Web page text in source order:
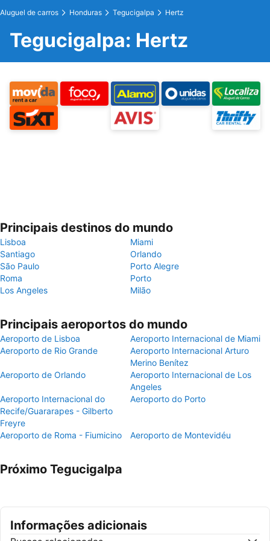
Aluguel de carros Honduras Tegucigalpa Hertz
Tegucigalpa: Hertz
Principais destinos do mundo
Lisboa
Miami
Santiago
Orlando
São Paulo
Porto Alegre
Roma
Porto
Los Angeles
Milão
Principais aeroportos do mundo
Aeroporto de Lisboa
Aeroporto Internacional de Miami
Aeroporto de Rio Grande
Aeroporto Internacional Arturo
Merino Benítez
Aeroporto de Orlando
Aeroporto Internacional de Los
Angeles
Aeroporto Internacional do
Recife/Guararapes - Gilberto
Freyre
Aeroporto do Porto
Aeroporto de Roma - Fiumicino Aeroporto de Montevidéu
Próximo Tegucigalpa
Informações adicionais